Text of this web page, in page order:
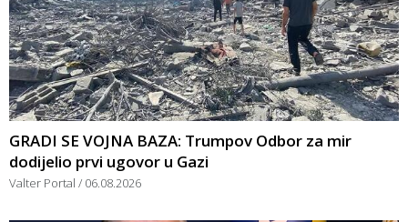
GRADI SE VOJNA BAZA: Trumpov Odbor za mir
dodijelio prvi ugovor u Gazi
Valter Portal 06.08.2026